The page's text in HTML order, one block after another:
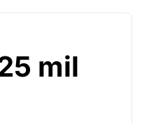
mil